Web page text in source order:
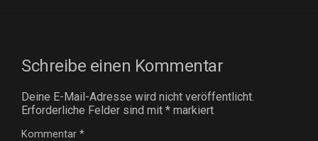
Schreibe einen Kommentar
Deine E-Mail-Adresse wird nicht veröffentlicht.
Erforderliche Felder sind mit * markiert
Kommentar *